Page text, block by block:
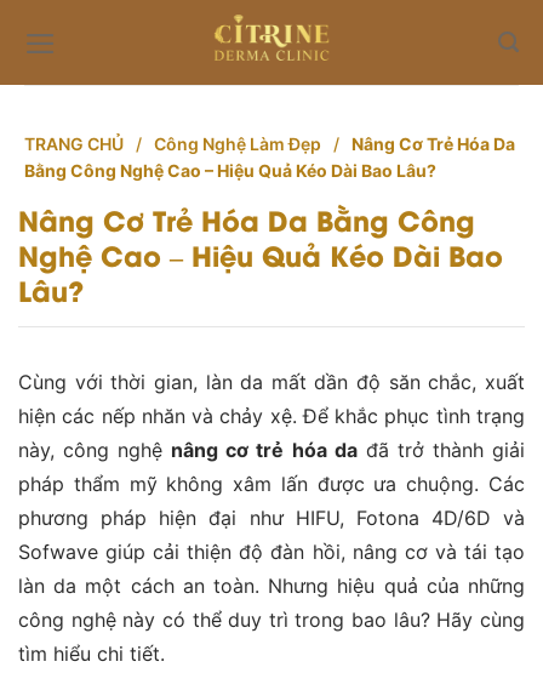
content
TRANG CHỦ / Công Nghệ Làm Đẹp / Nâng Cơ Trẻ Hóa Da
Bằng Công Nghệ Cao – Hiệu Quả Kéo Dài Bao Lâu?
Nâng Cơ Trẻ Hóa Da Bằng Công
Nghệ Cao – Hiệu Quả Kéo Dài Bao
Lâu?
Cùng với thời gian, làn da mất dần độ săn chắc, xuất
hiện các nếp nhăn và chảy xệ. Để khắc phục tình trạng
này, công nghệ nâng cơ trẻ hóa dađã trở thành giải
pháp thẩm mỹ không xâm lấn được ưa chuộng. Các
phương pháp hiện đại như HIFU, Fotona 4D/6D và
Sofwave giúp cải thiện độ đàn hồi, nâng cơ và tái tạo
làn da một cách an toàn. Nhưng hiệu quả của những
công nghệ này có thể duy trì trong bao lâu? Hãy cùng
tìm hiểu chi tiết.